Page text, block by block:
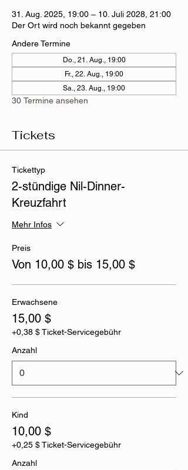
31. Aug. 2025, 19:00 – 10. Juli 2028, 21:00
Der Ort wird noch bekannt gegeben
Andere Termine
Do., 21. Aug., 19:00
Fr., 22. Aug., 19:00
Sa., 23. Aug., 19:00
30 Termine ansehen
Tickets
Tickettyp
2-stündige Nil-Dinner-
Kreuzfahrt
Mehr Infos
Preis
Von 10,00 $ bis 15,00 $
Erwachsene
15,00 $
+0,38 $ Ticket-Servicegebühr
Anzahl
Kind
10,00 $
+0,25 $ Ticket-Servicegebühr
Anzahl